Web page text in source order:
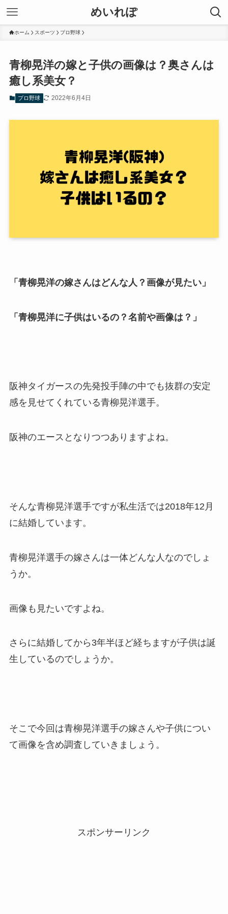
めいれぽ
ホーム スポーツ プロ野球
青柳晃洋の嫁と子供の画像は？奥さんは
癒し系美女？
プロ野球 2022年6月4日
「青柳晃洋の嫁さんはどんな人？画像が見たい」
「青柳晃洋に子供はいるの？名前や画像は？」
阪神タイガースの先発投手陣の中でも抜群の安定
感を見せてくれている青柳晃洋選手。
阪神のエースとなりつつありますよね。
そんな青柳晃洋選手ですが私生活では2018年12月
に結婚しています。
青柳晃洋選手の嫁さんは一体どんな人なのでしょ
うか。
画像も見たいですよね。
さらに結婚してから3年半ほど経ちますが子供は誕
生しているのでしょうか。
そこで今回は青柳晃洋選手の嫁さんや子供につい
て画像を含め調査していきましょう。
スポンサーリンク